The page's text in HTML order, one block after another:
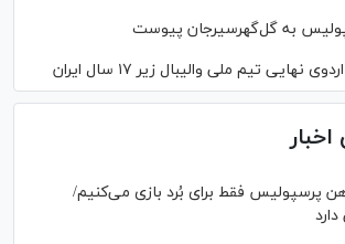
به گل‌گهرسیرجان پیوست
پرسپولیس فقط برای بُرد بازی می‌کنیم/